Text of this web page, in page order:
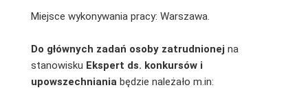
Miejsce wykonywania pracy: Warszawa.
Do głównych zadań osoby zatrudnionej na
stanowisku Ekspert ds. konkursów i
upowszechniania będzie należało m.in: